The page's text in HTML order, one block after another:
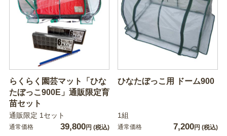
らくらく園芸マット「ひな
たぼっこ900E」通販限定育
苗セット
通販限定 1セット
通常価格 39,800円 (税込)
ひなたぼっこ用 ドーム900
1組
通常価格 7,200円 (税込)